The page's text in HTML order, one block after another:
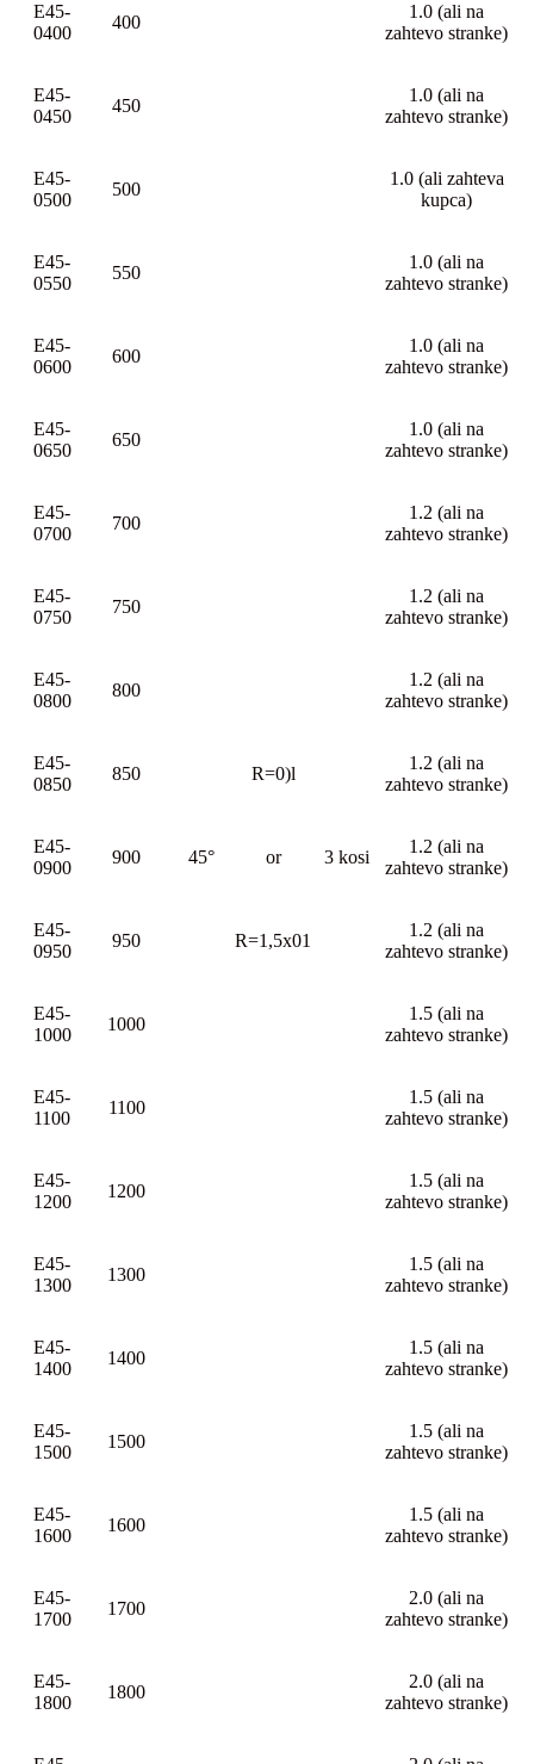
E45-
0400
400
1.0 (ali na
zahtevo stranke)
E45-
0450
450
1.0 (ali na
zahtevo stranke)
E45-
0500
500
1.0 (ali zahteva
kupca)
E45-
0550
550
1.0 (ali na
zahtevo stranke)
E45-
0600
600
1.0 (ali na
zahtevo stranke)
E45-
0650
650
1.0 (ali na
zahtevo stranke)
E45-
0700
700
1.2 (ali na
zahtevo stranke)
E45-
0750
750
1.2 (ali na
zahtevo stranke)
E45-
0800
800
1.2 (ali na
zahtevo stranke)
E45-
0850
850 R=0)l
1.2 (ali na
zahtevo stranke)
E45-
0900
900 45° or 3 kosi
1.2 (ali na
zahtevo stranke)
E45-
0950
950 R=1,5x01
1.2 (ali na
zahtevo stranke)
E45-
1000
1000
1.5 (ali na
zahtevo stranke)
E45-
1100
1100
1.5 (ali na
zahtevo stranke)
E45-
1200
1200
1.5 (ali na
zahtevo stranke)
E45-
1300
1300
1.5 (ali na
zahtevo stranke)
E45-
1400
1400
1.5 (ali na
zahtevo stranke)
E45-
1500
1500
1.5 (ali na
zahtevo stranke)
E45-
1600
1600
1.5 (ali na
zahtevo stranke)
E45-
1700
1700
2.0 (ali na
zahtevo stranke)
E45-
1800
1800
2.0 (ali na
zahtevo stranke)